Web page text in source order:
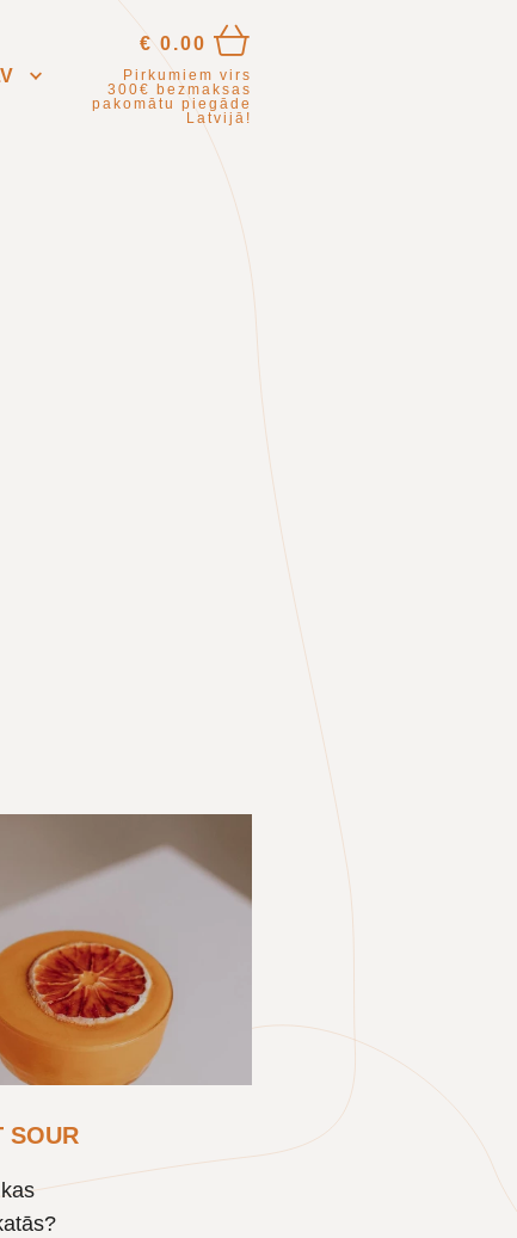
€0.00
Pirkumiem virs
300€ bezmaksas
pakomātu piegāde
Latvijā!
SOUR